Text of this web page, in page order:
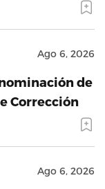
Ago 6, 2026
de
Corrección
Ago 6, 2026